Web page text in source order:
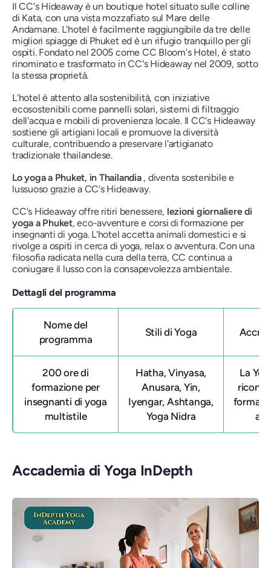
Il CC's Hideaway è un boutique hotel situato sulle colline
di Kata, con una vista mozzafiato sul Mare delle
Andamane. L'hotel è facilmente raggiungibile da tre delle
migliori spiagge di Phuket ed è un rifugio tranquillo per gli
ospiti. Fondato nel 2005 come CC Bloom's Hotel, è stato
rinominato e trasformato in CC's Hideaway nel 2009, sotto
la stessa proprietà.
L'hotel è attento alla sostenibilità, con iniziative
ecosostenibili come pannelli solari, sistemi di filtraggio
dell'acqua e mobili di provenienza locale. Il CC's Hideaway
sostiene gli artigiani locali e promuove la diversità
culturale, contribuendo a preservare l'artigianato
tradizionale thailandese.
Lo yoga a Phuket, in Thailandia , diventa sostenibile e
lussuoso grazie a CC's Hideaway.
CC's Hideaway offre ritiri benessere, lezioni giornaliere di
yoga a Phuket, eco-avventure e corsi di formazione per
insegnanti di yoga. L'hotel accetta animali domestici e si
rivolge a ospiti in cerca di yoga, relax o avventura. Con una
filosofia radicata nella cura della terra, CC continua a
coniugare il lusso con la consapevolezza ambientale.
Dettagli del programma
Nome del
programma
Stili di Yoga
200 ore di
formazione per
insegnanti di yoga
multistile
Hatha, Vinyasa,
Anusara, Yin,
Iyengar, Ashtanga,
Yoga Nidra
La
a
Accademia di Yoga InDepth